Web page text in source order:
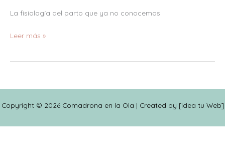
La fisiología del parto que ya no conocemos
+
Pausa
parto
Leer más »
Copyright © 2026 Comadrona en la Ola | Created by [Idea tu Web]